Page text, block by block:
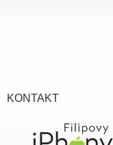
KONTAKT